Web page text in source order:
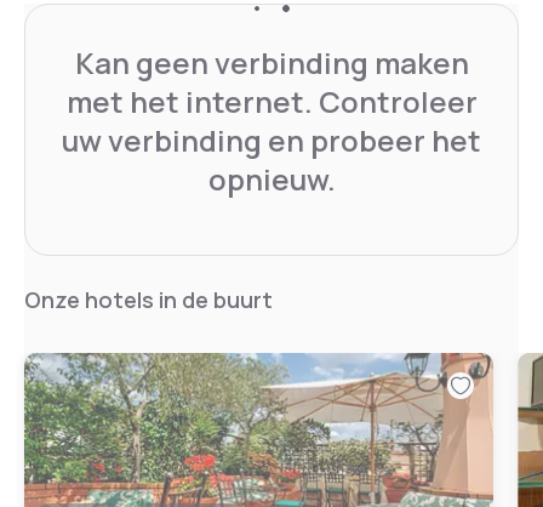
Kan geen verbinding maken
met het internet. Controleer
uw verbinding en probeer het
opnieuw.
Onze hotels in de buurt